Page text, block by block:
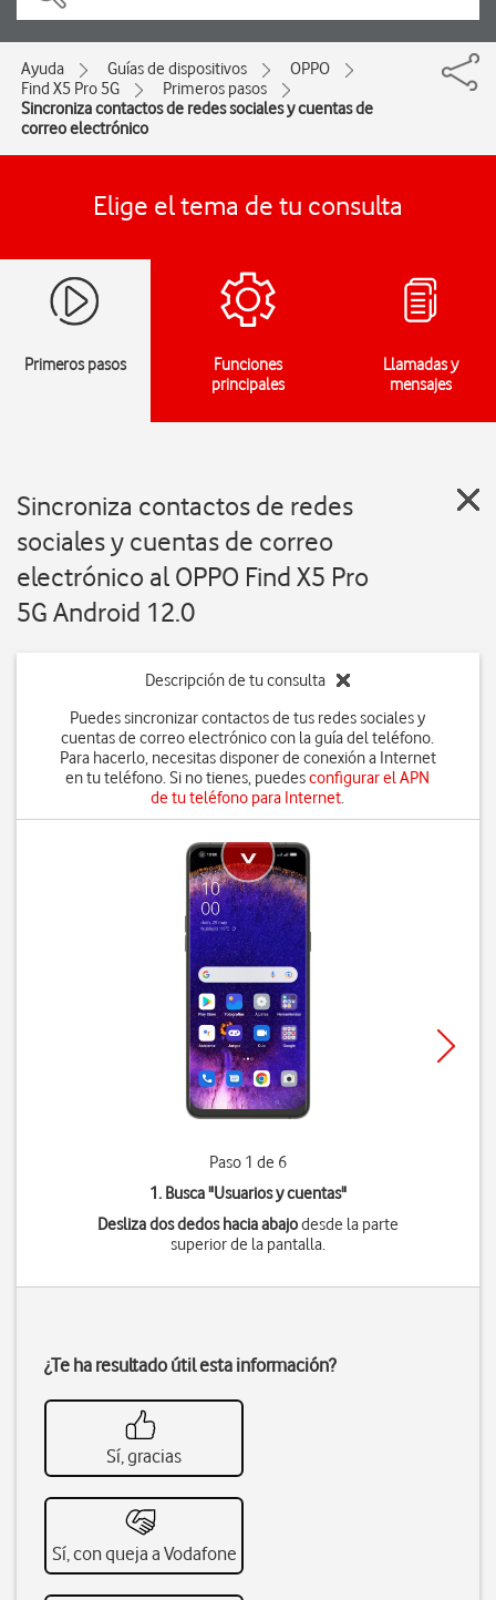
Ayuda Guías de dispositivos
OPPO
Find X5 Pro 5G
Primeros pasos
Sincroniza contactos de redes sociales y cuentas de
correo electrónico
Elige el tema de tu consulta
Primeros pasos
Funciones
principales
Llamadas y
mensajes
Sincroniza contactos de redes
sociales y cuentas de correo
electrónico al OPPO Find X5 Pro
5G Android 12.0
Descripción de tu consulta
Puedes sincronizar contactos de tus redes sociales y
cuentas de correo electrónico con la guía del teléfono.
Para hacerlo, necesitas disponer de conexión a Internet
en tu teléfono. Si no tienes, puedesconfigurar el APN
de tu teléfono para Internet.
Paso 1 de 6
1. Busca "Usuarios y cuentas"
Desliza dos dedos hacia abajodesde la parte
superior de la pantalla.
¿Te ha resultado útil esta información?
Sí, gracias
Sí, con queja a Vodafone